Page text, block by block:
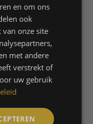
en om ons
ook
onze site
met andere
verstrekt of
uw gebruik